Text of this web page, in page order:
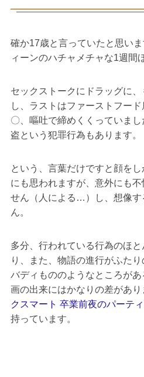
確か17歳と言っていたと思い
ィーンのハチャメチャな1週間
セックストークにドラッグに
し、ラストはファーストフー
〇、嘔吐で締めくくっていま
盗という犯罪行為もあります。
という、言葉だけですと顔を
にも思われますが、意外にも
せん（人による…）し、想像す
ん。
多分、行われている行為のほ
り、また、物語の進行がふた
バディもののようなところが
画の出来にはかなりの差があり
クスマート 卒業前夜のパーテ
持っています。